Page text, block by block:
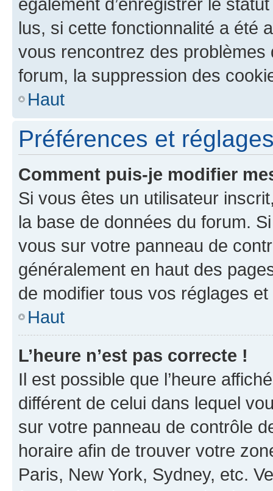
lus, si cette fonctionnalité a été
vous rencontrez des
forum, la suppression des
Haut
Préférences et
Comment puis-je modifier
Si vous êtes un utilisateur
la base de données du forum.
vous sur votre panneau de
généralement en haut des
de modifier tous vos réglages
Haut
L’heure n’est pas correcte !
Il est possible que l’heure
différent de celui dans lequel
sur votre panneau de contrôle
horaire afin de trouver votre
Paris, New York, Sydney, etc.